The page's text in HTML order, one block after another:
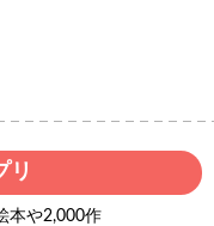
リ
本や2,000作